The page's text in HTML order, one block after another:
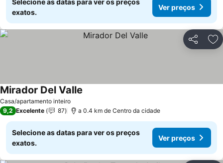
Selecione as datas para ver os preços
exatos.
Ver preços
Partilhar
Casa/apartamento inteiro
Mirador Del Valle
9,2 Excelente 87 a 0.4 km de Centro da cidade
Selecione as datas para ver os preços
exatos.
Ver preços